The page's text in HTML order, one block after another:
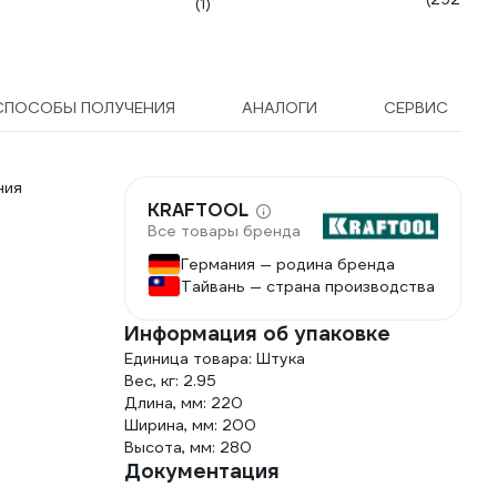
(1)
ПОЛУЧЕНИЯ АНАЛОГИ СЕРВИС
KRAFTOOL
Все товары бренда
Германия — родина бренда
Тайвань — страна производства
Информация об упаковке
Единица товара: Штука
Вес, кг: 2.95
Длина, мм: 220
Ширина, мм: 200
Высота, мм: 280
Документация